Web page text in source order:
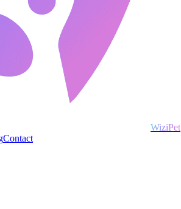
WiziPet
Contact